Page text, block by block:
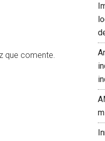
que comente.